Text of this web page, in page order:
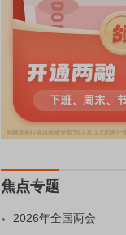
焦点专题
2026年全国两会